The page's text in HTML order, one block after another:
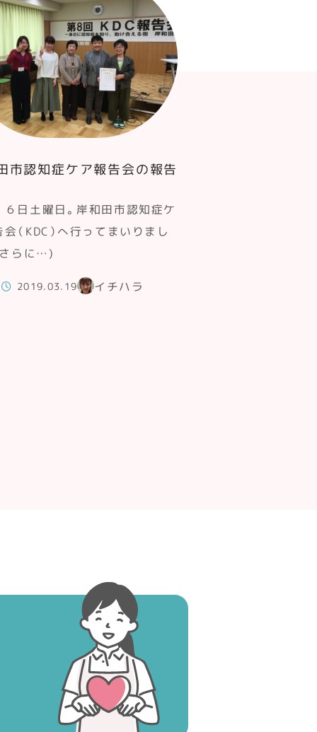
市認知症ケア報告会の報告
６日土曜日。岸和田市認知症ケ
会（KDC）へ行ってまいりまし
さらに…)
2019.03.19 イチハラ